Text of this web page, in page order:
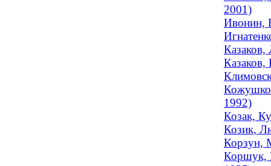
2001)
Ивонин,
Казаков,
Казаков,
1992)
Козак,
Козик,
Корзун,
Коршук,